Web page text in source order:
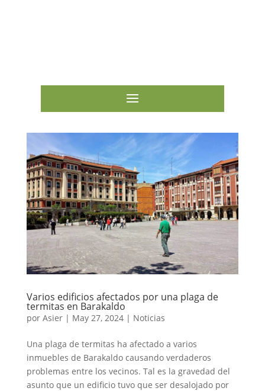
Varios edificios afectados por una plaga de
termitas en Barakaldo
por Asier| May 27, 2024| Noticias
Una plaga de termitas ha afectado a varios
inmuebles de Barakaldo causando verdaderos
problemas entre los vecinos. Tal es la gravedad del
asunto que un edificio tuvo que ser desalojado por